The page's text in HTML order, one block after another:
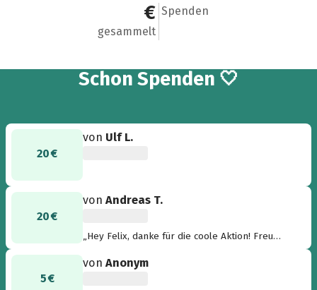
972 €
gesammelt
56
Spenden
Schon 56
Spenden 🤍
20 €
von Ulf L.
20 €
vonAndreas T.
„Hey Felix, danke für die coole Aktion! Freu
können! :)“
5 €
vonAnonym